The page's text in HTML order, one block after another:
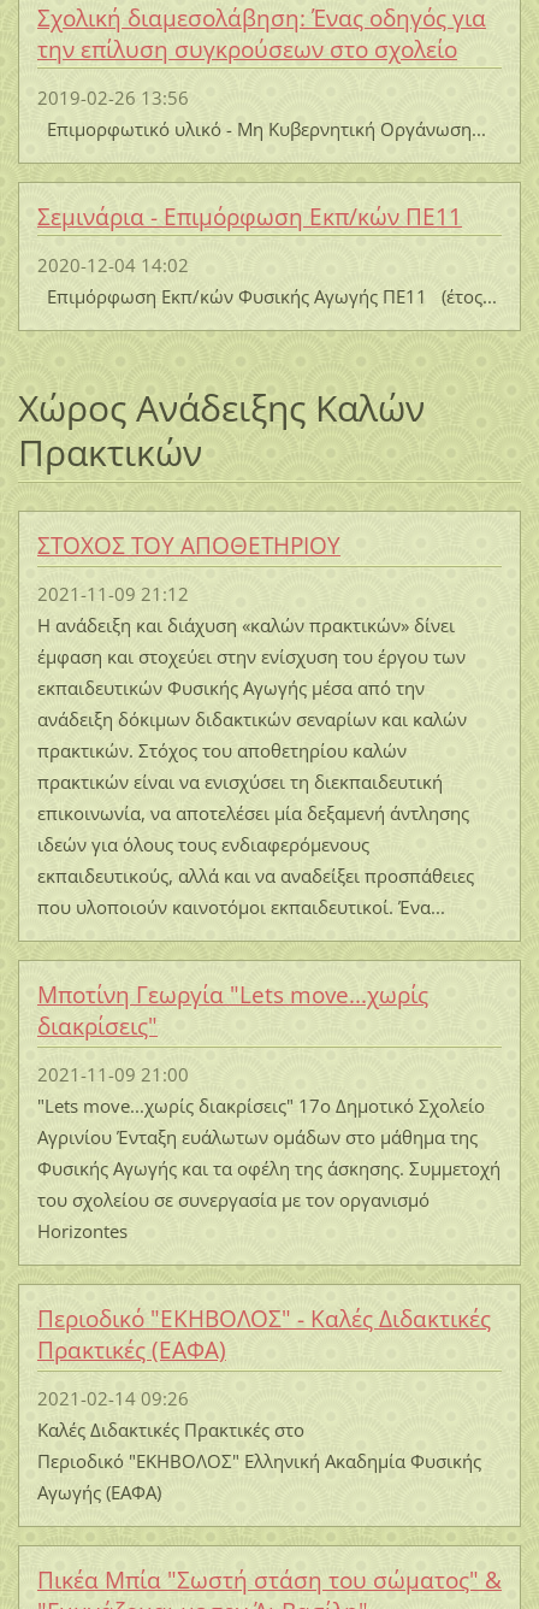
Σχολική διαμεσολάβηση: Ένας οδηγός για
την επίλυση συγκρούσεων στο σχολείο
2019-02-26 13:56
Επιμορφωτικό υλικό - Μη Κυβερνητική Οργάνωση...
Σεμινάρια - Επιμόρφωση Εκπ/κών ΠΕ11
2020-12-04 14:02
Επιμόρφωση Εκπ/κών Φυσικής Αγωγής ΠΕ11 (έτος...
Χώρος Ανάδειξης Καλών
Πρακτικών
ΣΤΟΧΟΣ ΤΟΥ ΑΠΟΘΕΤΗΡΙΟΥ
2021-11-09 21:12
Η ανάδειξη και διάχυση «καλών πρακτικών» δίνει
έμφαση και στοχεύει στην ενίσχυση του έργου των
εκπαιδευτικών Φυσικής Αγωγής μέσα από την
ανάδειξη δόκιμων διδακτικών σεναρίων και καλών
πρακτικών. Στόχος του αποθετηρίου καλών
πρακτικών είναι να ενισχύσει τη διεκπαιδευτική
επικοινωνία, να αποτελέσει μία δεξαμενή άντλησης
ιδεών για όλους τους ενδιαφερόμενους
εκπαιδευτικούς, αλλά και να αναδείξει προσπάθειες
που υλοποιούν καινοτόμοι εκπαιδευτικοί. Ένα...
Μποτίνη Γεωργία "Lets move...χωρίς
διακρίσεις"
2021-11-09 21:00
"Lets move...χωρίς διακρίσεις" 17ο Δημοτικό Σχολείο
Αγρινίου Ένταξη ευάλωτων ομάδων στο μάθημα της
Φυσικής Αγωγής και τα οφέλη της άσκησης. Συμμετοχή
του σχολείου σε συνεργασία με τον οργανισμό
Horizontes
Περιοδικό "ΕΚΗΒΟΛΟΣ" - Καλές Διδακτικές
Πρακτικές (ΕΑΦΑ)
2021-02-14 09:26
Καλές Διδακτικές Πρακτικές στο
Περιοδικό "ΕΚΗΒΟΛΟΣ" Ελληνική Ακαδημία Φυσικής
Αγωγής (ΕΑΦΑ)
Πικέα Μπία "Σωστή στάση του σώματος" &